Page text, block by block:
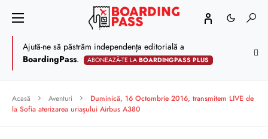
Ajută-ne să păstrăm independența editorială a
BoardingPass. ABONEAZĂ-TE LABOARDINGPASS PLUS
Acasă Aventuri
Duminică, 16 Octombrie 2016, transmitem LIVE de
la Sofia aterizarea uriașului Airbus A380